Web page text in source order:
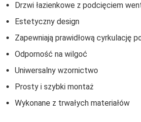
Drzwi łazienkowe z podcięciem
Estetyczny design
Zapewniają prawidłową cyrkulację
Odporność na wilgoć
Uniwersalny wzornictwo
Prosty i szybki montaż
Wykonane z trwałych materiałów